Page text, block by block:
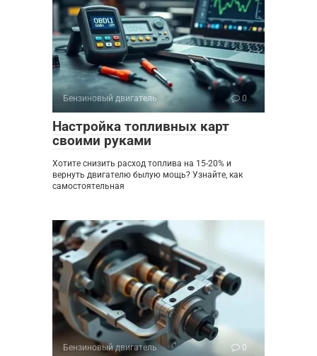
Бензиновый двигатель 0
Настройка топливных карт
своими руками
Хотите снизить расход топлива на 15-20% и
вернуть двигателю былую мощь? Узнайте, как
самостоятельная
Бензиновый двигатель 0